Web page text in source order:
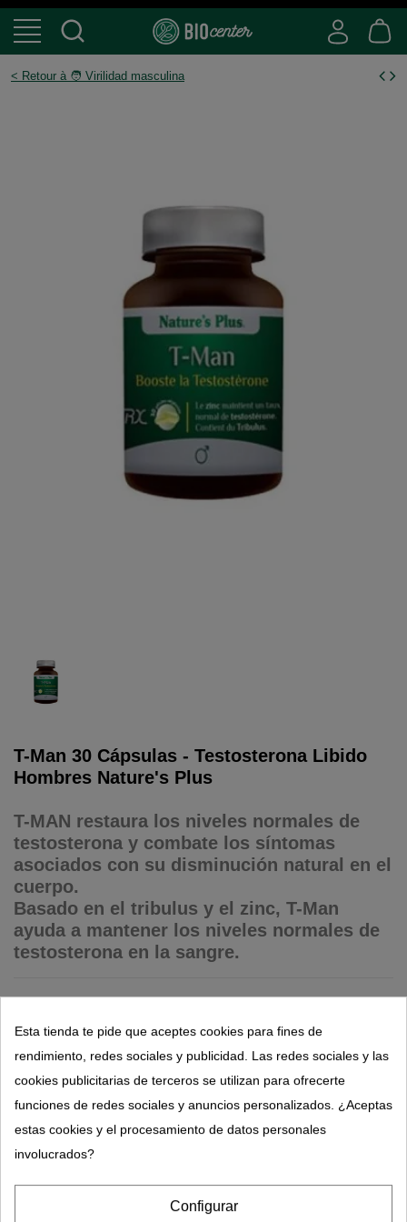
T-Man 30 Cápsulas - Testosterona Libido
Hombres Nature's Plus
T-MAN restaura los niveles normales de
testosterona y combate los síntomas
asociados con su disminución natural en el
cuerpo.
Basado en el tribulus y el zinc, T-Man
ayuda a mantener los niveles normales de
testosterona en la sangre.
Esta tienda te pide que aceptes cookies para fines de
rendimiento, redes sociales y publicidad. Las redes sociales y las
cookies publicitarias de terceros se utilizan para ofrecerte
funciones de redes sociales y anuncios personalizados. ¿Aceptas
estas cookies y el procesamiento de datos personales
involucrados?
Configurar